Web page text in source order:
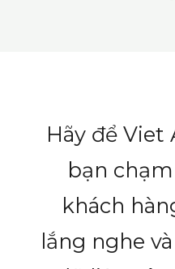
bạn
khách
lắng nghe
dữ liệu vô